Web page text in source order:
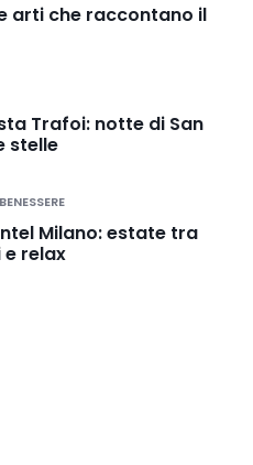
arti che raccontano il
Trafoi: notte di San
stelle
Milano: estate tra
relax